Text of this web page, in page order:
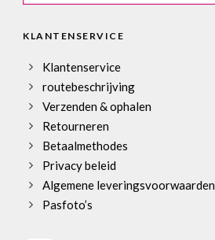
KLANTENSERVICE
Klantenservice
routebeschrijving
Verzenden & ophalen
Retourneren
Betaalmethodes
Privacy beleid
Algemene leveringsvoorwaarden
Pasfoto’s